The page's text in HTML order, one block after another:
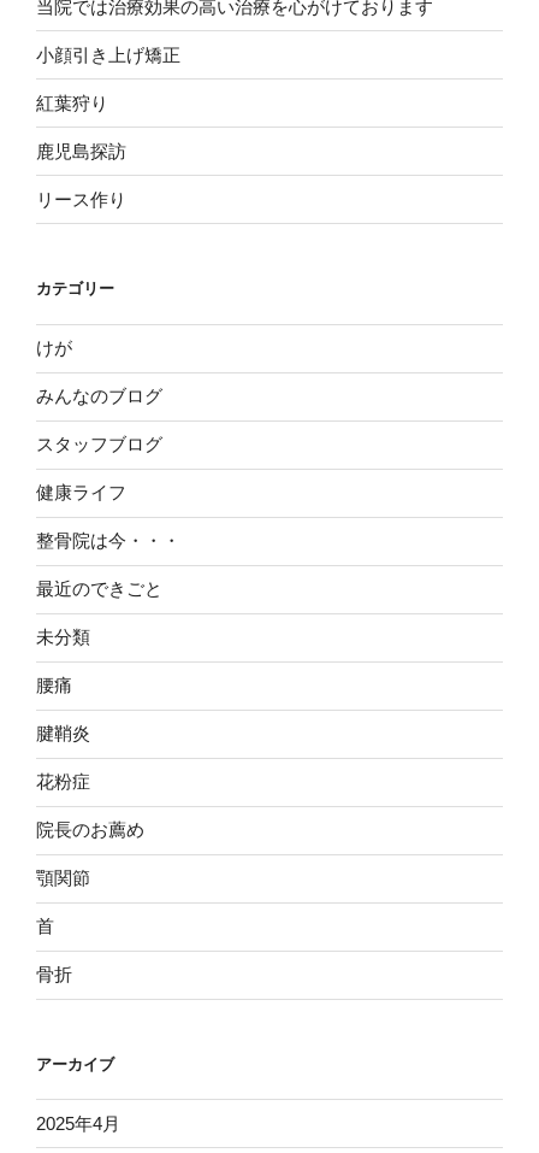
当院では治療効果の高い治療を心がけております
小顔引き上げ矯正
紅葉狩り
鹿児島探訪
リース作り
カテゴリー
けが
みんなのブログ
スタッフブログ
健康ライフ
整骨院は今・・・
最近のできごと
未分類
腰痛
腱鞘炎
花粉症
院長のお薦め
顎関節
首
骨折
アーカイブ
2025年4月